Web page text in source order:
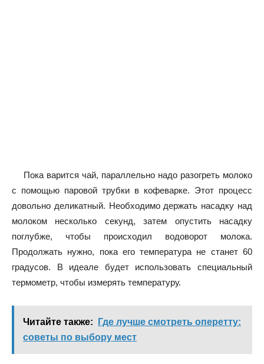
Пока варится чай, параллельно надо разогреть молоко
с помощью паровой трубки в кофеварке. Этот процесс
довольно деликатный. Необходимо держать насадку над
молоком несколько секунд, затем опустить насадку
поглубже, чтобы происходил водоворот молока.
Продолжать нужно, пока его температура не станет 60
градусов. В идеале будет использовать специальный
термометр, чтобы измерять температуру.
Читайте также:
Где лучше смотреть оперетту:
советы по выбору мест